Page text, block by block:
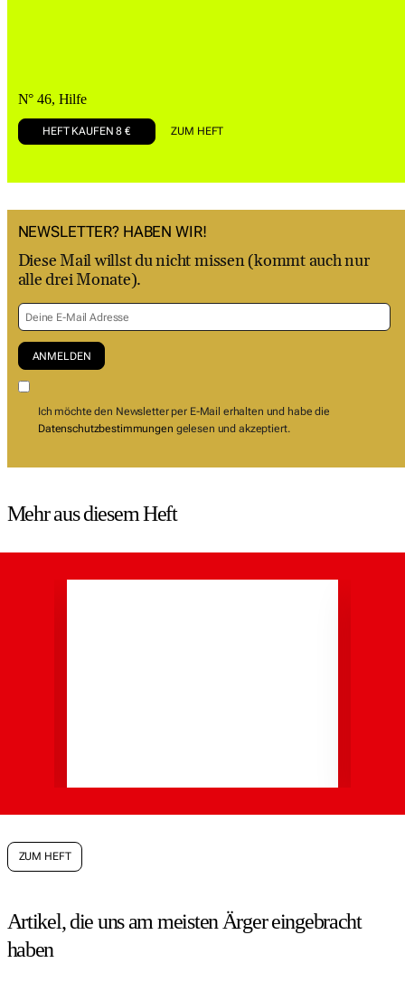
N° 46, Hilfe
HEFT KAUFEN 8 € ZUM HEFT
NEWSLETTER? HABEN WIR!
Diese Mail willst du nicht missen (kommt auch nur
alle drei Monate).
Ich möchte den Newsletter per E-Mail erhalten und habe die
Datenschutzbestimmungen gelesen und akzeptiert.
Mehr aus diesem Heft
ZUM HEFT
Artikel, die uns am meisten Ärger eingebracht
haben